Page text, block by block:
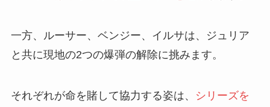
一方、ルーサー、ベンジー、イルサは、ジュリア
と共に現地の2つの爆弾の解除に挑みます。
それぞれが命を賭して協力する姿は、
シリーズを